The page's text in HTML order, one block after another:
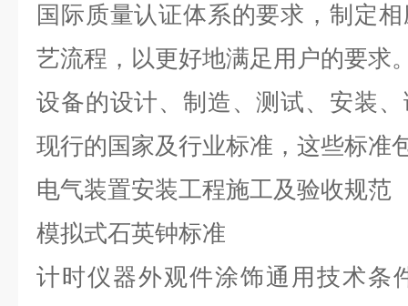
国际质量认证体系的要求，制定
艺流程，以更好地满足用户的要求
设备的设计、制造、测试、安装
现行的国家及行业标准，这些标准
电气装置安装工程施工及验收规范
模拟式石英钟标准
计时仪器外观件涂饰通用技术条